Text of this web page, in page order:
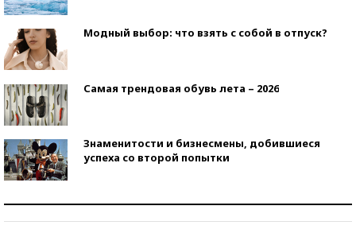
Модный выбор: что взять с собой в отпуск?
Самая трендовая обувь лета – 2026
Знаменитости и бизнесмены, добившиеся
успеха со второй попытки